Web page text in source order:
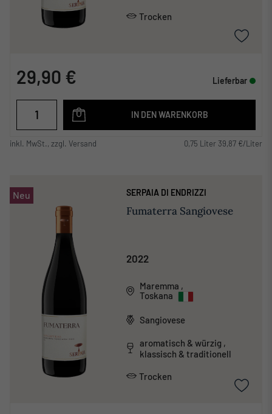
Trocken
29,90 € Lieferbar
IN DEN WARENKORB
inkl. MwSt., zzgl. Versand 0,75 Liter 39,87 €/Liter
Neu SERPAIA DI ENDRIZZI
Fumaterra Sangiovese
2022
Maremma ,
Toskana
Sangiovese
aromatisch & würzig ,
klassisch & traditionell
Trocken